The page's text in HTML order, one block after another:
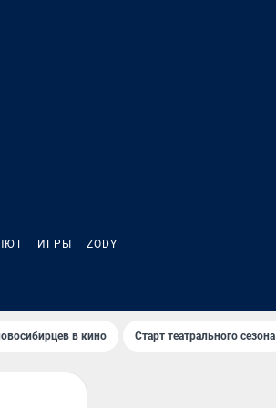
ИГРЫ ZODY
в кино Старт театрального сезона